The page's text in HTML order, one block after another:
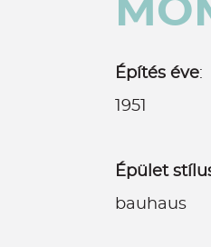
Építés éve:
1951
Épület
bauhaus